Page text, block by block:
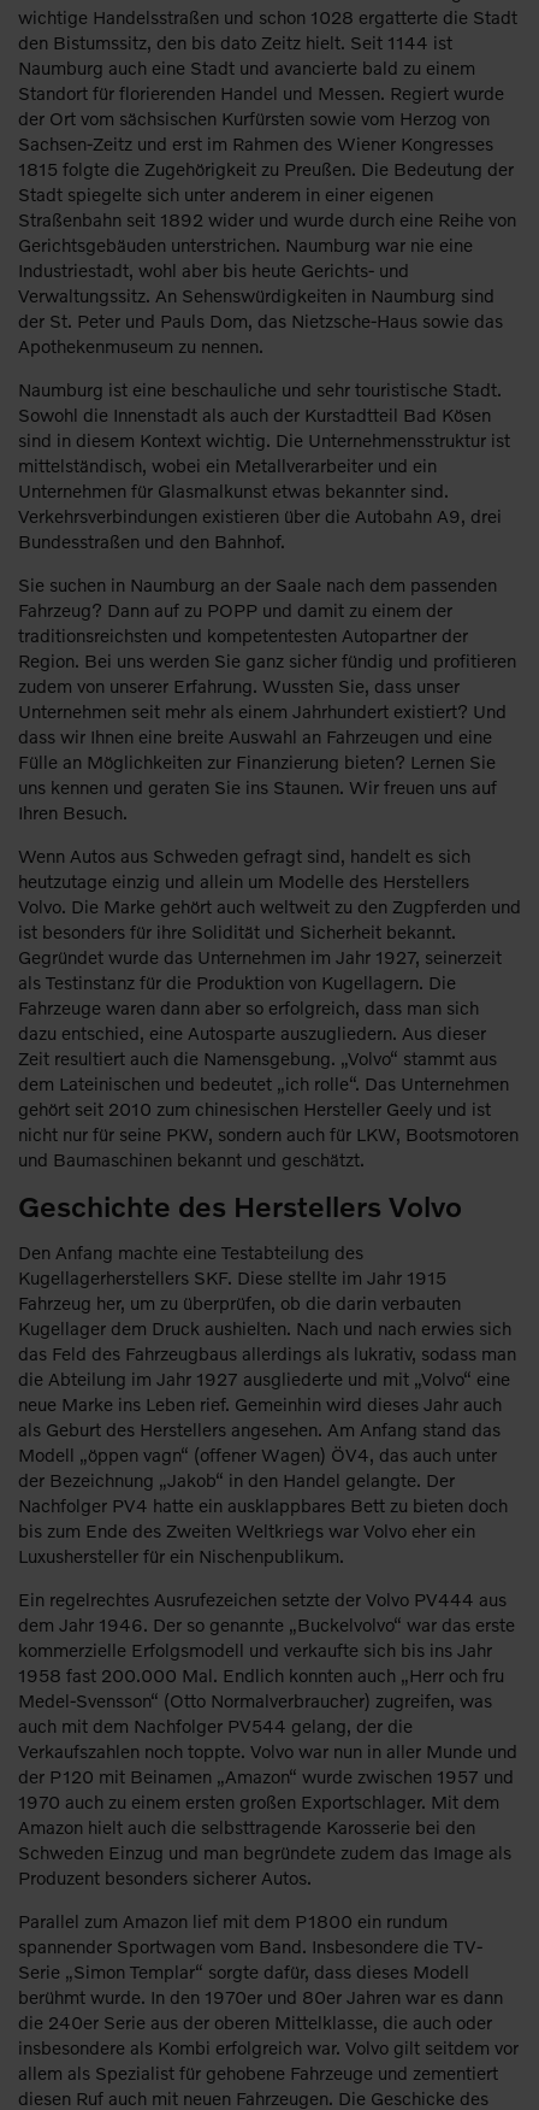
wichtige Handelsstraßen und schon 1028 ergatterte die Stadt
den Bistumssitz, den bis dato Zeitz hielt. Seit 1144 ist
Naumburg auch eine Stadt und avancierte bald zu einem
Standort für florierenden Handel und Messen. Regiert wurde
der Ort vom sächsischen Kurfürsten sowie vom Herzog von
Sachsen-Zeitz und erst im Rahmen des Wiener Kongresses
1815 folgte die Zugehörigkeit zu Preußen. Die Bedeutung der
Stadt spiegelte sich unter anderem in einer eigenen
Straßenbahn seit 1892 wider und wurde durch eine Reihe von
Gerichtsgebäuden unterstrichen. Naumburg war nie eine
Industriestadt, wohl aber bis heute Gerichts- und
Verwaltungssitz. An Sehenswürdigkeiten in Naumburg sind
der St. Peter und Pauls Dom, das Nietzsche-Haus sowie das
Apothekenmuseum zu nennen.
Naumburg ist eine beschauliche und sehr touristische Stadt.
Sowohl die Innenstadt als auch der Kurstadtteil Bad Kösen
sind in diesem Kontext wichtig. Die Unternehmensstruktur ist
mittelständisch, wobei ein Metallverarbeiter und ein
Unternehmen für Glasmalkunst etwas bekannter sind.
Verkehrsverbindungen existieren über die Autobahn A9, drei
Bundesstraßen und den Bahnhof.
Sie suchen in Naumburg an der Saale nach dem passenden
Fahrzeug? Dann auf zu POPP und damit zu einem der
traditionsreichsten und kompetentesten Autopartner der
Region. Bei uns werden Sie ganz sicher fündig und profitieren
zudem von unserer Erfahrung. Wussten Sie, dass unser
Unternehmen seit mehr als einem Jahrhundert existiert? Und
dass wir Ihnen eine breite Auswahl an Fahrzeugen und eine
Fülle an Möglichkeiten zur Finanzierung bieten? Lernen Sie
uns kennen und geraten Sie ins Staunen. Wir freuen uns auf
Ihren Besuch.
Wenn Autos aus Schweden gefragt sind, handelt es sich
heutzutage einzig und allein um Modelle des Herstellers
Volvo. Die Marke gehört auch weltweit zu den Zugpferden und
ist besonders für ihre Solidität und Sicherheit bekannt.
Gegründet wurde das Unternehmen im Jahr 1927, seinerzeit
als Testinstanz für die Produktion von Kugellagern. Die
Fahrzeuge waren dann aber so erfolgreich, dass man sich
dazu entschied, eine Autosparte auszugliedern. Aus dieser
Zeit resultiert auch die Namensgebung. „Volvo“ stammt aus
dem Lateinischen und bedeutet „ich rolle“. Das Unternehmen
gehört seit 2010 zum chinesischen Hersteller Geely und ist
nicht nur für seine PKW, sondern auch für LKW, Bootsmotoren
und Baumaschinen bekannt und geschätzt.
Geschichte des Herstellers Volvo
Den Anfang machte eine Testabteilung des
Kugellagerherstellers SKF. Diese stellte im Jahr 1915
Fahrzeug her, um zu überprüfen, ob die darin verbauten
Kugellager dem Druck aushielten. Nach und nach erwies sich
das Feld des Fahrzeugbaus allerdings als lukrativ, sodass man
die Abteilung im Jahr 1927 ausgliederte und mit „Volvo“ eine
neue Marke ins Leben rief. Gemeinhin wird dieses Jahr auch
als Geburt des Herstellers angesehen. Am Anfang stand das
Modell „öppen vagn“ (offener Wagen) ÖV4, das auch unter
der Bezeichnung „Jakob“ in den Handel gelangte. Der
Nachfolger PV4 hatte ein ausklappbares Bett zu bieten doch
bis zum Ende des Zweiten Weltkriegs war Volvo eher ein
Luxushersteller für ein Nischenpublikum.
Ein regelrechtes Ausrufezeichen setzte der Volvo PV444 aus
dem Jahr 1946. Der so genannte „Buckelvolvo“ war das erste
kommerzielle Erfolgsmodell und verkaufte sich bis ins Jahr
1958 fast 200.000 Mal. Endlich konnten auch „Herr och fru
Medel-Svensson“ (Otto Normalverbraucher) zugreifen, was
auch mit dem Nachfolger PV544 gelang, der die
Verkaufszahlen noch toppte. Volvo war nun in aller Munde und
der P120 mit Beinamen „Amazon“ wurde zwischen 1957 und
1970 auch zu einem ersten großen Exportschlager. Mit dem
Amazon hielt auch die selbsttragende Karosserie bei den
Schweden Einzug und man begründete zudem das Image als
Produzent besonders sicherer Autos.
Parallel zum Amazon lief mit dem P1800 ein rundum
spannender Sportwagen vom Band. Insbesondere die TV-
Serie „Simon Templar“ sorgte dafür, dass dieses Modell
berühmt wurde. In den 1970er und 80er Jahren war es dann
die 240er Serie aus der oberen Mittelklasse, die auch oder
insbesondere als Kombi erfolgreich war. Volvo gilt seitdem vor
allem als Spezialist für gehobene Fahrzeuge und zementiert
diesen Ruf auch mit neuen Fahrzeugen. Die Geschicke des